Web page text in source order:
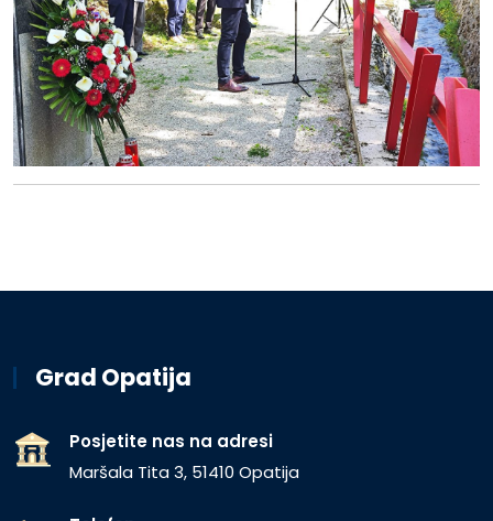
Grad Opatija
Posjetite nas na adresi
Maršala Tita 3, 51410 Opatija